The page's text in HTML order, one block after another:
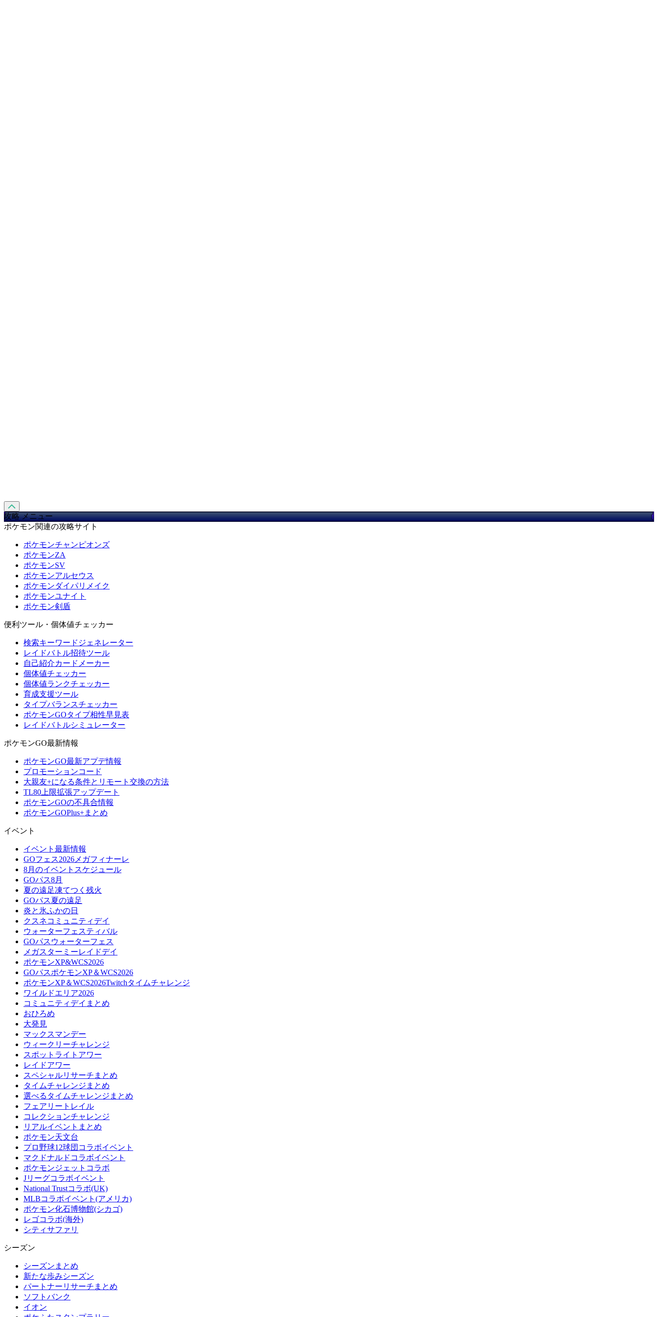
攻略 メニュー
ポケモン関連の攻略サイト
ポケモンチャンピオンズ
ポケモンZA
ポケモンSV
ポケモンアルセウス
ポケモンダイパリメイク
ポケモンユナイト
ポケモン剣盾
便利ツール・個体値チェッカー
検索キーワードジェネレーター
レイドバトル招待ツール
自己紹介カードメーカー
個体値チェッカー
個体値ランクチェッカー
育成支援ツール
タイプバランスチェッカー
ポケモンGOタイプ相性早見表
レイドバトルシミュレーター
ポケモンGO最新情報
ポケモンGO最新アプデ情報
プロモーションコード
大親友+になる条件とリモート交換の方法
TL80上限拡張アップデート
ポケモンGOの不具合情報
ポケモンGOPlus+まとめ
イベント
イベント最新情報
GOフェス2026メガフィナーレ
8月のイベントスケジュール
GOパス8月
夏の遠足凍てつく残火
GOパス夏の遠足
炎と氷ふかの日
クスネコミュニティデイ
ウォーターフェスティバル
GOパスウォーターフェス
メガスターミーレイドデイ
ポケモンXP&WCS2026
GOパスポケモンXP＆WCS2026
ポケモンXP＆WCS2026Twitchタイムチャレンジ
ワイルドエリア2026
コミュニティデイまとめ
おひろめ
大発見
マックスマンデー
ウィークリーチャレンジ
スポットライトアワー
レイドアワー
スペシャルリサーチまとめ
タイムチャレンジまとめ
選べるタイムチャレンジまとめ
フェアリートレイル
コレクションチャレンジ
リアルイベントまとめ
ポケモン天文台
プロ野球12球団コラボイベント
マクドナルドコラボイベント
ポケモンジェットコラボ
Jリーグコラボイベント
National Trustコラボ(UK)
MLBコラボイベント(アメリカ)
ポケモン化石博物館(シカゴ)
レゴコラボ(海外)
シティサファリ
シーズン
シーズンまとめ
新たな歩みシーズン
パートナーリサーチまとめ
ソフトバンク
イオン